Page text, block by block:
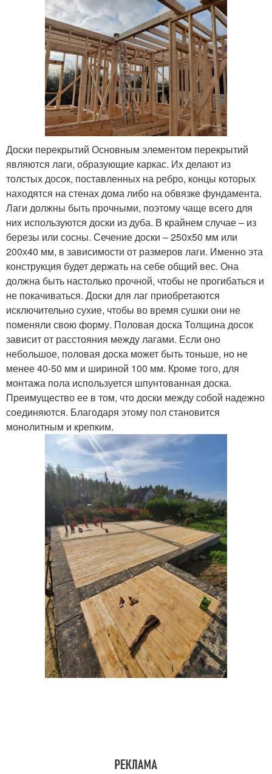
Доски перекрытий Основным элементом перекрытий
являются лаги, образующие каркас. Их делают из
толстых досок, поставленных на ребро, концы которых
находятся на стенах дома либо на обвязке фундамента.
Лаги должны быть прочными, поэтому чаще всего для
них используются доски из дуба. В крайнем случае – из
березы или сосны. Сечение доски – 250х50 мм или
200х40 мм, в зависимости от размеров лаги. Именно эта
конструкция будет держать на себе общий вес. Она
должна быть настолько прочной, чтобы не прогибаться и
не покачиваться. Доски для лаг приобретаются
исключительно сухие, чтобы во время сушки они не
поменяли свою форму. Половая доска Толщина досок
зависит от расстояния между лагами. Если оно
небольшое, половая доска может быть тоньше, но не
менее 40-50 мм и шириной 100 мм. Кроме того, для
монтажа пола используется шпунтованная доска.
Преимущество ее в том, что доски между собой надежно
соединяются. Благодаря этому пол становится
монолитным и крепким.